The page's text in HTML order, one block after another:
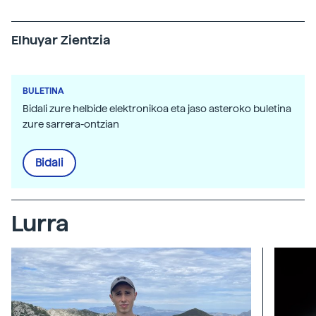
Elhuyar Zientzia
BULETINA
Bidali zure helbide elektronikoa eta jaso asteroko buletina
zure sarrera-ontzian
Bidali
Lurra